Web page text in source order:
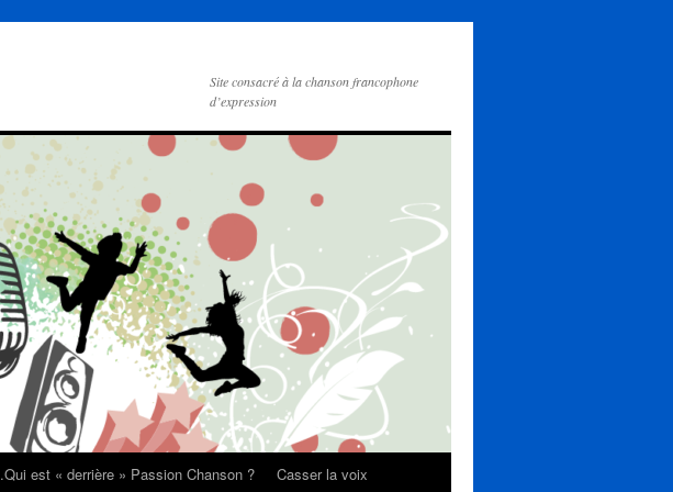
Site consacré à la chanson francophone
d’expression
.Qui est « derrière » Passion Chanson ?
Casser la voix